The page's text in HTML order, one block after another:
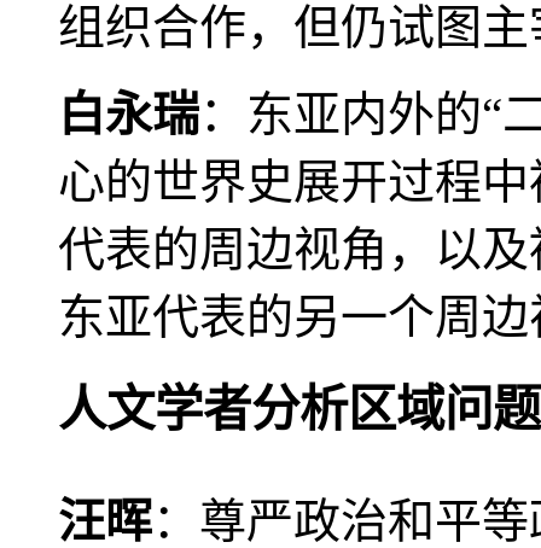
组织合作，但仍试图
白永瑞：东亚内外的“
心的世界史展开过程
代表的周边视角，以
东亚代表的另一个周
人文学者分析区域问题
汪晖：尊严政治和平